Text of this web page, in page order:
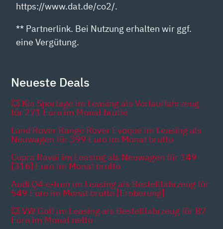
https://www.dat.de/co2/.
** Partnerlink. Bei Nutzung erhalten wir ggf.
eine Vergütung.
Neueste Deals
💥 Kia Sportage im Leasing als Vorlauffahrzeug
für 271 Euro im Monat brutto
Land Rover Range Rover Evoque im Leasing als
Neuwagen für 399 Euro im Monat brutto
Cupra Raval im Leasing als Neuwagen für 149
[316] Euro im Monat brutto
Audi Q4 e-tron im Leasing als Bestellfahrzeug für
549 Euro im Monat brutto [Eroberung]
💥 VW Golf im Leasing als Bestellfahrzeug für 87
Euro im Monat netto